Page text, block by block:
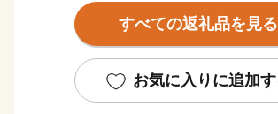
は印南川が町の中心部を流れて太平洋に
印南町は歴史も古く、数々の伝説や言伝
産が町内に多く点在するなど、観光面で
すべての返礼品を見る
お気に入りに追加